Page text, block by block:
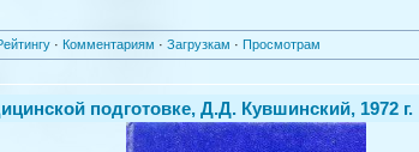
· Комментариям · Загрузкам · Просмотрам
подготовке, Д.Д. Кувшинский, 1972 г.